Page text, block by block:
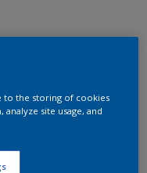
to the storing of cookies
site usage, and